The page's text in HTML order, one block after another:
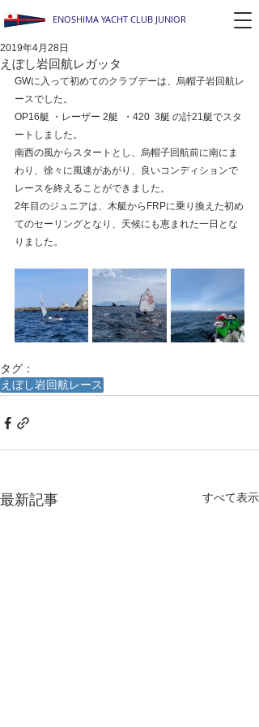
ENOSHIMA YACHT CLUB JUNIOR
えぼし岩回航レガッタ
2019年4月28日
GWに入って初めてのクラブデーは、烏帽子岩回航レ
ースでした。
OP16艇 ・レーザー 2艇  ・420  3艇 の計21艇でスタ
ートしました。
南西の風からスタートとし、烏帽子回航前に南にま
わり、徐々に風速があがり、良いコンディションで
レースを終えることができました。
2年目のジュニアは、木艇からFRPに乗り換えた初め
てのセーリングとなり、天候にも恵まれた一日とな
りました。
タグ：
えぼし岩回航レース
最新記事 すべて表示